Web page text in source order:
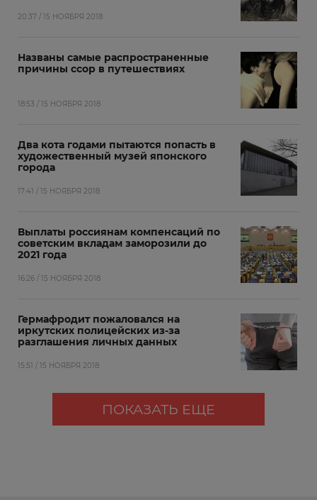
20:37 / 15 НОЯБРЯ 2018
Названы самые распространенные
причины ссор в путешествиях
18:53 / 15 НОЯБРЯ 2018
Два кота годами пытаются попасть в
художественный музей японского
города
17:41 / 15 НОЯБРЯ 2018
Выплаты россиянам компенсаций по
советским вкладам заморозили до
2021 года
16:26 / 15 НОЯБРЯ 2018
Гермафродит пожаловался на
иркутских полицейских из-за
разглашения личных данных
15:51 / 15 НОЯБРЯ 2018
ПОКАЗАТЬ ЕЩЕ